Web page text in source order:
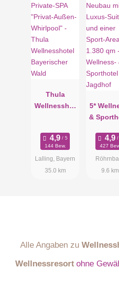
Thula
Wellnesshot
Wald
144 Bew.
Lalling, Bayern
35.0 km
5*
&
427
9.6 km
Alle Angaben zu
Wellnessresort ohne